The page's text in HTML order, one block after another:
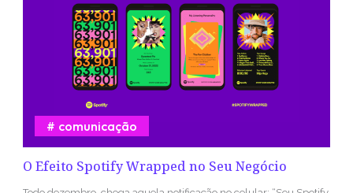
O Efeito Spotify Wrapped no Seu Negócio
comunicação